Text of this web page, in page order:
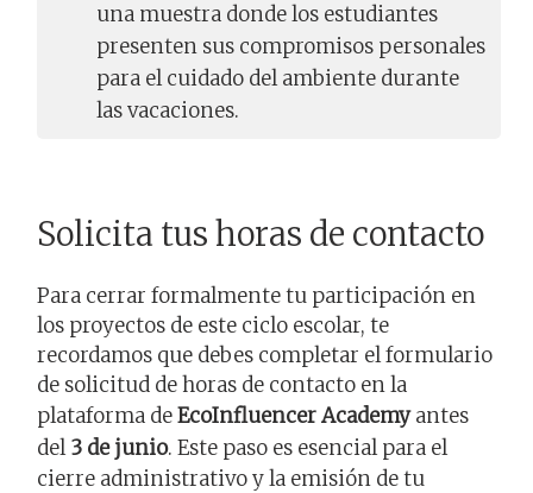
una muestra donde los estudiantes
presenten sus compromisos personales
para el cuidado del ambiente durante
las vacaciones.
Solicita tus horas de contacto
Para cerrar formalmente tu participación en
los proyectos de este ciclo escolar, te
recordamos que debes completar el formulario
de solicitud de horas de contacto en la
plataforma deEcoInfluencer Academyantes
del3 de junio. Este paso es esencial para el
cierre administrativo y la emisión de tu